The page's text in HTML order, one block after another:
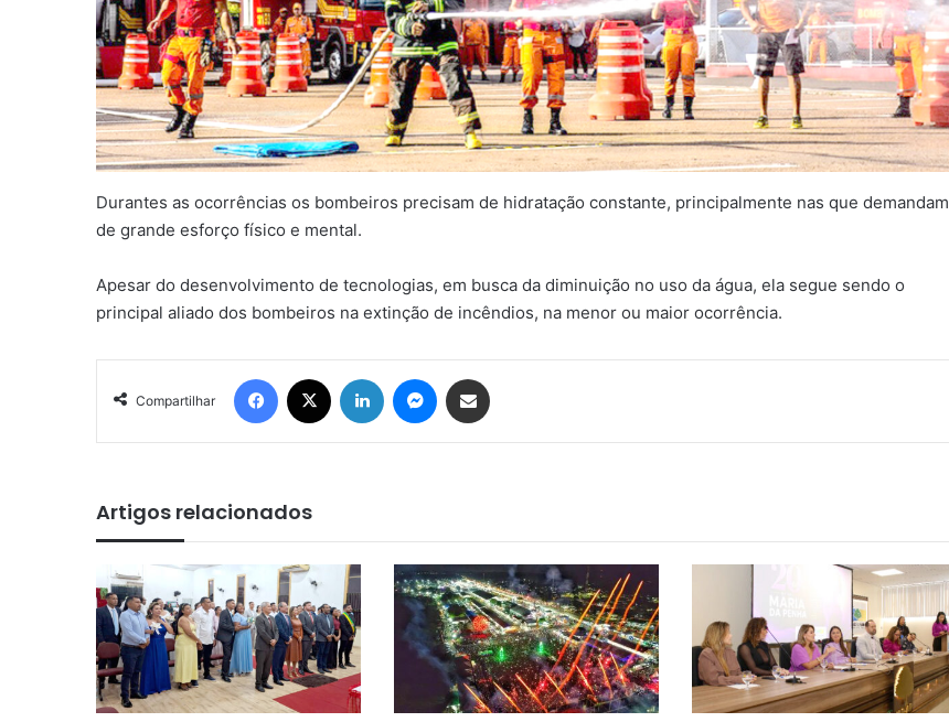
Durantes as ocorrências os bombeiros precisam de hidratação constante, principalmente nas que demandam
de grande esforço físico e mental.
Apesar do desenvolvimento de tecnologias, em busca da diminuição no uso da água, ela segue sendo o
principal aliado dos bombeiros na extinção de incêndios, na menor ou maior ocorrência.
Compartilhar
Facebook Linkedin Messenger
Artigos relacionados